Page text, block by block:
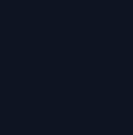
51-05 lub